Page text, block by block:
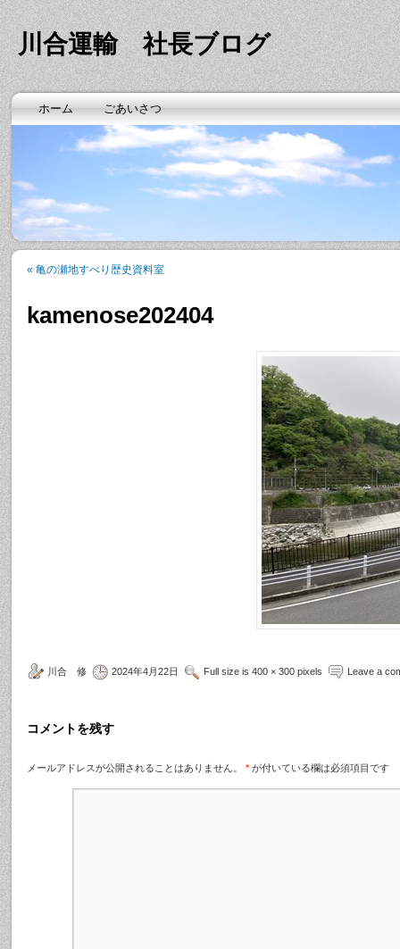
川合運輸 社長ブログ
ホーム ごあいさつ
« 亀の瀬地すべり歴史資料室
kamenose202404
川合 修 2024年4月22日 Full size is 400 × 300 pixels Leave a
コメントを残す
メールアドレスが公開されることはありません。 * が付いている欄は必須項目です